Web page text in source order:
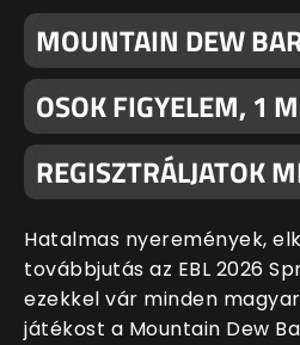
MOUNTAIN DEW
OSOK FIGYELEM, 1
REGISZTRÁLJATOK
Hatalmas nyeremények,
továbbjutás az EBL 2026
ezekkel vár minden
játékost a Mountain Dew